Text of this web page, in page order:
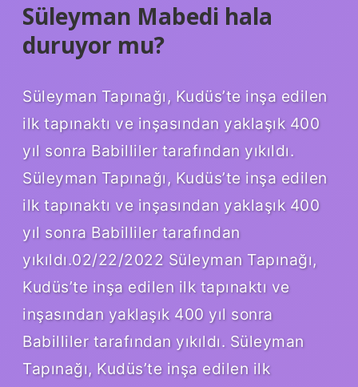
Süleyman Mabedi hala
duruyor mu?
Süleyman Tapınağı, Kudüs’te inşa edilen
ilk tapınaktı ve inşasından yaklaşık 400
yıl sonra Babilliler tarafından yıkıldı.
Süleyman Tapınağı, Kudüs’te inşa edilen
ilk tapınaktı ve inşasından yaklaşık 400
yıl sonra Babilliler tarafından
yıkıldı.02/22/2022 Süleyman Tapınağı,
Kudüs’te inşa edilen ilk tapınaktı ve
inşasından yaklaşık 400 yıl sonra
Babilliler tarafından yıkıldı. Süleyman
Tapınağı, Kudüs’te inşa edilen ilk